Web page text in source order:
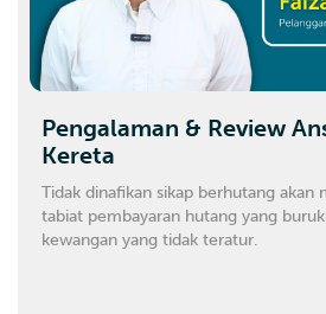
Pengalaman & Review
Kereta
Tidak dinafikan sikap berhutang akan
tabiat pembayaran hutang yang
kewangan yang tidak teratur.